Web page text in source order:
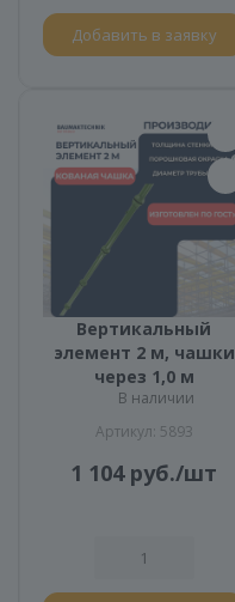
Добавить в заявку
Вертикальный
элемент 2 м, чашки
через 1,0 м
В наличии
Артикул: 5893
1 104руб./шт